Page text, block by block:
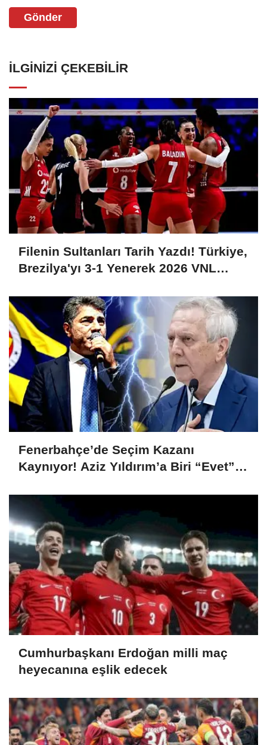
Gönder
İLGINIZI ÇEKEBILIR
Filenin Sultanları Tarih Yazdı! Türkiye,
Brezilya'yı 3-1 Yenerek 2026 VNL
Fenerbahçe’de Seçim Kazanı
Kaynıyor! Aziz Yıldırım’a Biri “Evet”
Cumhurbaşkanı Erdoğan milli maç
heyecanına eşlik edecek